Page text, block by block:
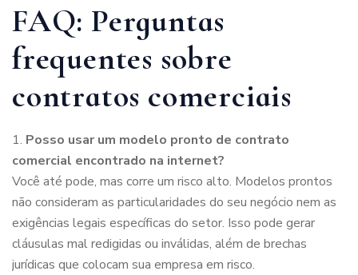
FAQ: Perguntas
frequentes sobre
contratos comerciais
Posso usar um modelo pronto de contrato
comercial encontrado na internet?
Você até pode, mas corre um risco alto. Modelos prontos
não consideram as particularidades do seu negócio nem as
exigências legais específicas do setor. Isso pode gerar
cláusulas mal redigidas ou inválidas, além de brechas
jurídicas que colocam sua empresa em risco.